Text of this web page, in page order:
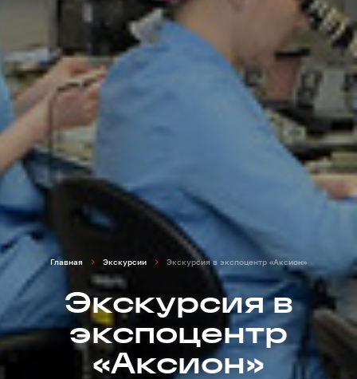
Главная Экскурсии Экскурсия в экспоцентр «Аксион»
Экскурсия в
экспоцентр
«Аксион»